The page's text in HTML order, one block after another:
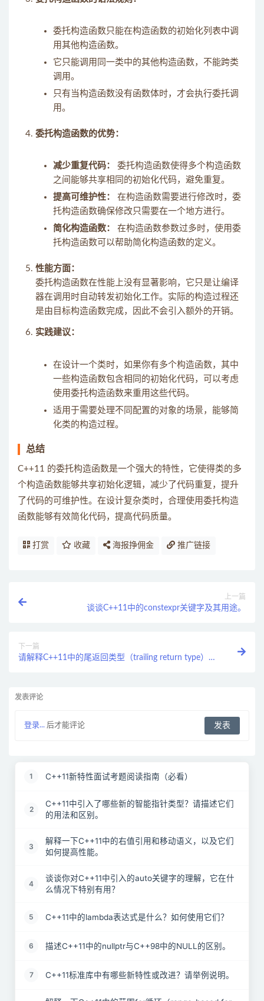
委托构造函数只能在构造函数的初始化列表中调
用其他构造函数。
它只能调用同一类中的其他构造函数，不能跨类
调用。
只有当构造函数没有函数体时，才会执行委托调
用。
委托构造函数的优势：
减少重复代码：
委托构造函数使得多个构造函数
之间能够共享相同的初始化代码，避免重复。
提高可维护性：
在构造函数需要进行修改时，委
托构造函数确保修改只需要在一个地方进行。
简化构造函数：
在构造函数参数过多时，使用委
托构造函数可以帮助简化构造函数的定义。
性能方面：
委托构造函数在性能上没有显著影响，它只是让编译
器在调用时自动转发初始化工作。实际的构造过程还
是由目标构造函数完成，因此不会引入额外的开销。
实践建议：
在设计一个类时，如果你有多个构造函数，其中
一些构造函数包含相同的初始化代码，可以考虑
使用委托构造函数来重用这些代码。
适用于需要处理不同配置的对象的场景，能够简
化类的构造过程。
总结
C++11 的委托构造函数是一个强大的特性，它使得类的多
个构造函数能够共享初始化逻辑，减少了代码重复，提升
了代码的可维护性。在设计复杂类时，合理使用委托构造
函数能够有效简化代码，提高代码质量。
打赏 收藏 海报挣佣金 推广链接
上一篇
谈谈C++11中的constexpr关键字及其用途。
下一篇
请解释C++11中的尾返回类型（trailing return type）及
发表评论
登录... 后才能评论
1 C++11新特性面试考题阅读指南（必看）
2
C++11中引入了哪些新的智能指针类型？请描述它们
的用法和区别。
3
解释一下C++11中的右值引用和移动语义，以及它们
如何提高性能。
4
谈谈你对C++11中引入的auto关键字的理解，它在什
么情况下特别有用？
5 C++11中的lambda表达式是什么？如何使用它们？
6 描述C++11中的nullptr与C++98中的NULL的区别。
7 C++11标准库中有哪些新特性或改进？请举例说明。